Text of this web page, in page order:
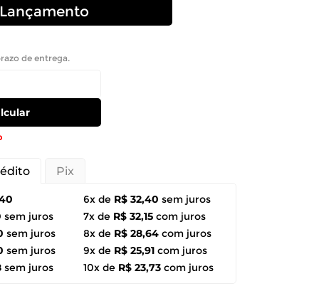
Lançamento
de entrega.
Pix
sem juros
sem juros
sem juros
sem juros
6x de R$ 32,40 sem juros
7x de R$ 32,15 com juros
8x de R$ 28,64 com juros
9x de R$ 25,91 com juros
10x de R$ 23,73 com juros